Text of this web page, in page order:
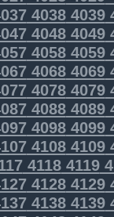
40384039
40484049
40584059
40684069
40784079
40884089
40984099
41084109
41184119
41284129
41384139